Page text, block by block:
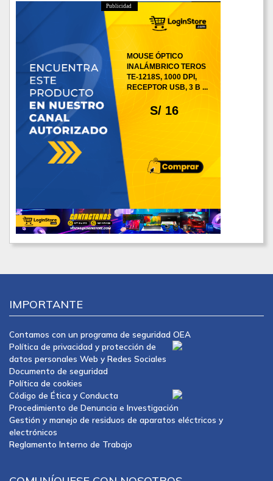
Publicidad
S/ 16
MOUSE ÓPTICO
INALÁMBRICO TEROS
TE-1218S, 1000 DPI,
RECEPTOR USB, 3 B ...
IMPORTANTE
Contamos con un programa de seguridad OEA
Política de privacidad y protección de
datos personales Web y Redes Sociales
Documento de seguridad
Política de cookies
Código de Ética y Conducta
Procedimiento de Denuncia e Investigación
Gestión y manejo de residuos de aparatos eléctricos y
electrónicos
Reglamento Interno de Trabajo